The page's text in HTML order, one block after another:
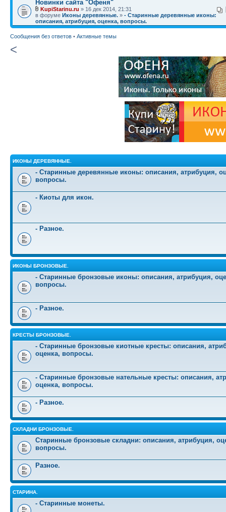
Новинки сайта "Офеня"
KupiStarinu.ru » 16 дек 2014, 21:31
в форуме Иконы деревянные. » - Старинные деревянные иконы:
описания, атрибуция, оценка, вопросы.
Сообщения без ответов • Активные темы
<
ИКОНЫ ДЕРЕВЯННЫЕ.
- Старинные деревянные иконы: описания, атрибуция,
вопросы.
- Киоты для икон.
- Разное.
ИКОНЫ БРОНЗОВЫЕ.
- Старинные бронзовые иконы: описания, атрибуция,
вопросы.
- Разное.
КРЕСТЫ БРОНЗОВЫЕ.
- Старинные бронзовые киотные кресты: описания,
оценка, вопросы.
- Старинные бронзовые нательные кресты: описания,
оценка, вопросы.
- Разное.
СКЛАДНИ БРОНЗОВЫЕ.
Старинные бронзовые складни: описания, атрибуция,
вопросы.
Разное.
СТАРИНА.
- Старинные монеты.